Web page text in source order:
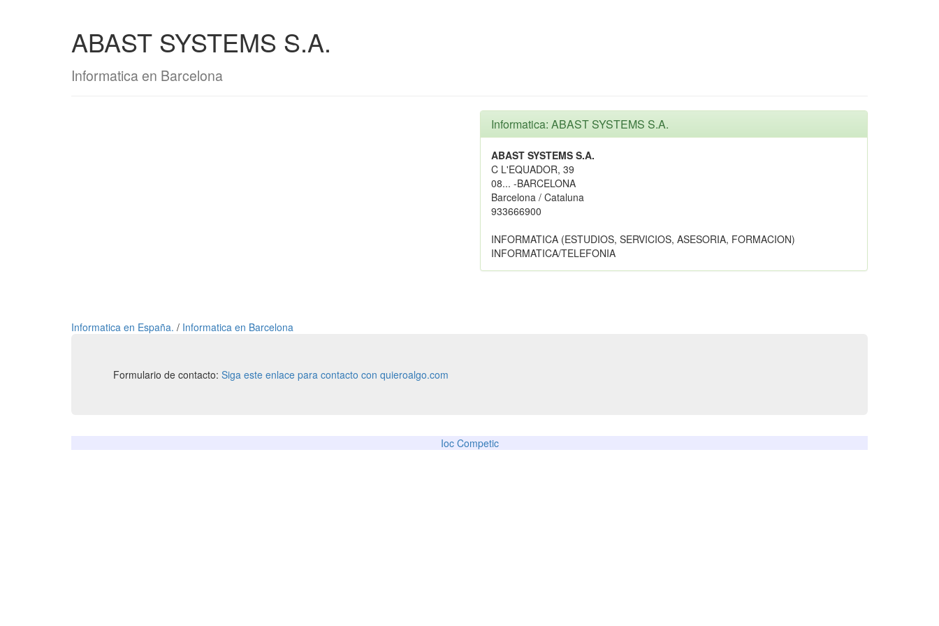
ABAST SYSTEMS S.A.
Informatica en Barcelona
Informatica: ABAST SYSTEMS S.A.
ABAST SYSTEMS S.A.
C L'EQUADOR, 39
08... -BARCELONA
Barcelona / Cataluna
933666900
INFORMATICA (ESTUDIOS, SERVICIOS, ASESORIA, FORMACION)
INFORMATICA/TELEFONIA
Informatica en España. / Informatica en Barcelona
Formulario de contacto: Siga este enlace para contacto con quieroalgo.com
Ioc Competic